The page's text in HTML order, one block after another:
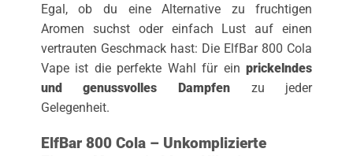
Egal, ob du eine Alternative zu fruchtigen
Aromen suchst oder einfach Lust auf einen
vertrauten Geschmack hast: Die ElfBar 800 Cola
Vape ist die perfekte Wahl für einprickelndes
und genussvolles Dampfen zu jeder
Gelegenheit.
ElfBar 800 Cola – Unkomplizierte